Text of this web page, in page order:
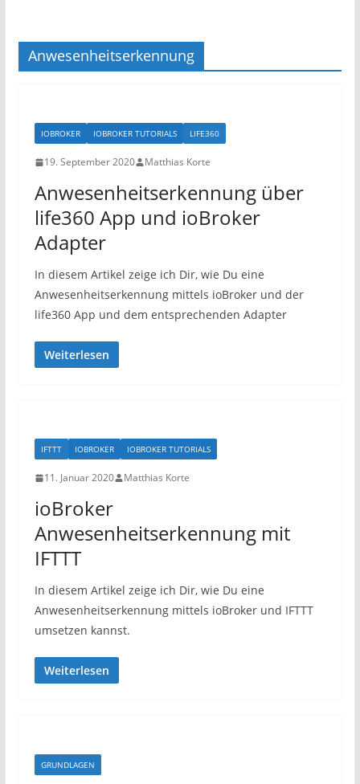
Anwesenheitserkennung
IOBROKER IOBROKER TUTORIALS LIFE360
19. September 2020 Matthias Korte
Anwesenheitserkennung über
life360 App und ioBroker
Adapter
In diesem Artikel zeige ich Dir, wie Du eine
Anwesenheitserkennung mittels ioBroker und der
life360 App und dem entsprechenden Adapter
Weiterlesen
IFTTT IOBROKER IOBROKER TUTORIALS
11. Januar 2020 Matthias Korte
ioBroker
Anwesenheitserkennung mit
IFTTT
In diesem Artikel zeige ich Dir, wie Du eine
Anwesenheitserkennung mittels ioBroker und IFTTT
umsetzen kannst.
Weiterlesen
GRUNDLAGEN